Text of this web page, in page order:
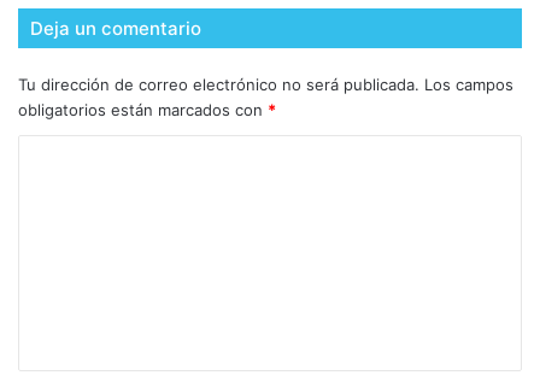
Deja un comentario
Tu dirección de correo electrónico no será publicada. Los campos
obligatorios están marcados con *